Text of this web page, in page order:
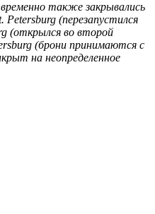
временно также закрывались
Petersburg (перезапустился
(открылся во второй
(брони принимаются с
на неопределенное